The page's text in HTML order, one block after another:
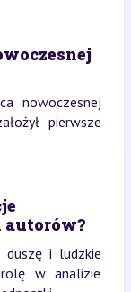
nowoczesnej
pierwsze
autorów?
duszę i ludzkie
w analizie